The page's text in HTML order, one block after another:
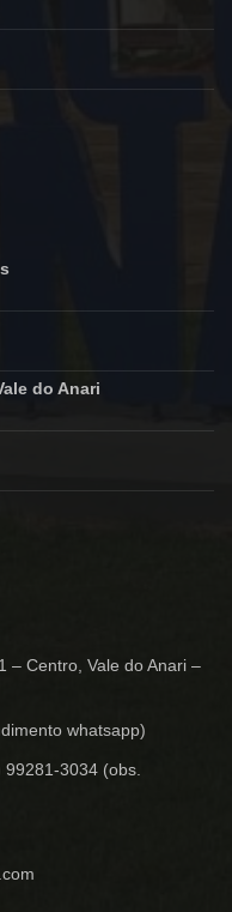
do Anari
– Centro, Vale do Anari –
whatsapp)
99281-3034 (obs.